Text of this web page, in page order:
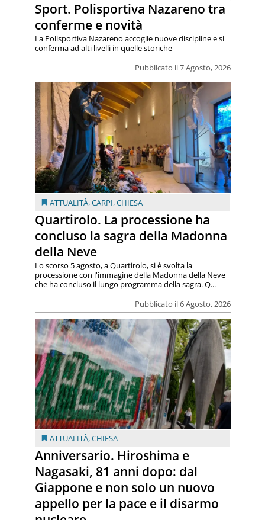
Sport. Polisportiva Nazareno tra
conferme e novità
Pubblicato il 7 Agosto, 2026
La Polisportiva Nazareno accoglie nuove discipline e si
conferma ad alti livelli in quelle storiche
ATTUALITÀ,CARPI,CHIESA
Quartirolo. La processione ha
concluso la sagra della Madonna
della Neve
Pubblicato il 6 Agosto, 2026
Lo scorso 5 agosto, a Quartirolo, si è svolta la
processione con l'immagine della Madonna della Neve
che ha concluso il lungo programma della sagra. Q...
ATTUALITÀ,CHIESA
Anniversario. Hiroshima e
Nagasaki, 81 anni dopo: dal
Giappone e non solo un nuovo
appello per la pace e il disarmo